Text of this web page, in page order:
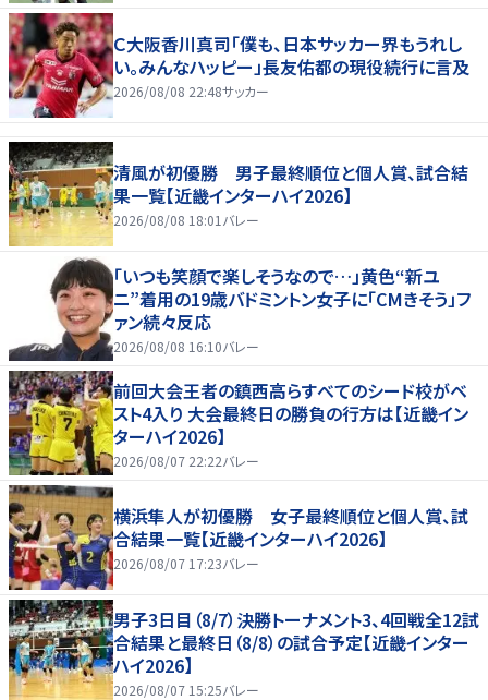
Ｃ大阪香川真司「僕も、日本サッカー界もうれし
い。みんなハッピー」長友佑都の現役続行に言及
2026/08/08 22:48サッカー
清風が初優勝 男子最終順位と個人賞、試合結
果一覧【近畿インターハイ2026】
2026/08/08 18:01 バレー
「いつも笑顔で楽しそうなので…」黄色“新ユ
ニ”着用の19歳バドミントン女子に「CMきそう」フ
ァン続々反応
2026/08/08 16:10バレー
前回大会王者の鎮西高らすべてのシード校がベ
スト4入り 大会最終日の勝負の行方は【近畿イン
ターハイ2026】
2026/08/07 22:22バレー
横浜隼人が初優勝 女子最終順位と個人賞、試
合結果一覧【近畿インターハイ2026】
2026/08/07 17:23バレー
男子3日目（8/7）決勝トーナメント3、4回戦全12試
合結果と最終日（8/8）の試合予定【近畿インター
ハイ2026】
2026/08/07 15:25バレー